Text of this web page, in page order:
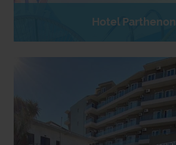
Hotel Parthenon